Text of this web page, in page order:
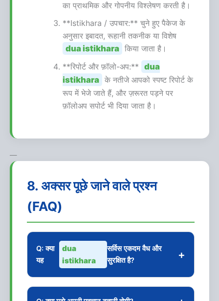
का प्राथमिक और गोपनीय विश्लेषण करती है।
**Istikhara / उपचार:** चुने हुए पैकेज के
अनुसार इबादत, रूहानी तकनीक या विशेष
dua istikhara किया जाता है।
**रिपोर्ट और फ़ॉलो-अप:**
dua
istikhara के नतीजे आपको स्पष्ट रिपोर्ट के
रूप में भेजे जाते हैं, और ज़रूरत पड़ने पर
फ़ॉलोअप सपोर्ट भी दिया जाता है।
—
8. अक्सर पूछे जाने वाले प्रश्न
(FAQ)
Q: क्या
यह
dua
istikhara
सर्विस एकदम वैध और
सुरक्षित है?
+